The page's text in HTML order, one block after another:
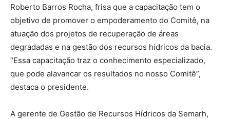
Roberto Barros Rocha, frisa que a capacitação tem o
objetivo de promover o empoderamento do Comitê, na
atuação dos projetos de recuperação de áreas
degradadas e na gestão dos recursos hídricos da bacia.
“Essa capacitação traz o conhecimento especializado,
que pode alavancar os resultados no nosso Comitê”,
destaca o presidente.
A gerente de Gestão de Recursos Hídricos da Semarh,